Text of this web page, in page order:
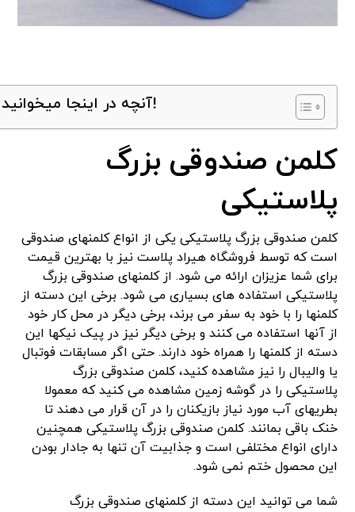
آنچه در اینجا میخوانید!
کلمن صندوقی بزرگ
پلاستیکی
کلمن صندوقی بزرگ پلاستیکی یکی از انواع کلمنهای صندوقی
است که توسط فروشگاه هیراد پلاست نیز با بهترین قیمت
برای شما عزیزان ارائه می شود. از کلمنهای صندوقی بزرگ
پلاستیکی استفاده های بسیاری می شود. برخی این دسته از
کلمنها را با خود به سفر می برند، برخی دیگر در محل کار خود
از آنها استفاده می کنند و برخی دیگر نیز در پیک نیکها این
دسته از کلمنها را همراه خود دارند. حتی اگر مسابقات فوتبال
یا والیبال را نیز مشاهده کنید، کلمن صندوقی بزرگ
پلاستیکی را در گوشه زمین مشاهده می کنید که معمولا
بطریهای آب مورد نیاز بازیکنان را در آن قرار می دهند تا
خنک باقی بمانند. کلمن صندوقی بزرگ پلاستیکی همچنین
دارای انواع مختلفی است و جذابیت آن تنها به جادار بودن
این محصول ختم نمی شود.
شما می توانید این دسته از کلمنهای صندوقی بزرگ